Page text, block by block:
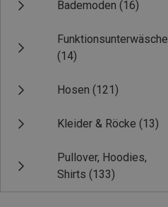
Bademoden (16)
Funktionsunterwäsche
(14)
Hosen (121)
Kleider & Röcke (13)
Pullover, Hoodies,
Shirts (133)